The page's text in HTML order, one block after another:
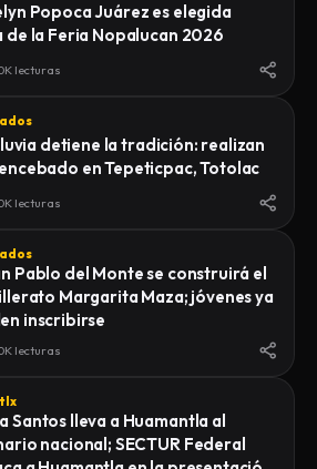
Popoca Juárez es elegida
de la Feria Nopalucan 2026
lecturas
detiene la tradición: realizan
en Tepeticpac, Totolac
lecturas
Pablo del Monte se construirá el
Margarita Maza; jóvenes ya
inscribirse
lecturas
Santos lleva a Huamantla al
nacional; SECTUR Federal